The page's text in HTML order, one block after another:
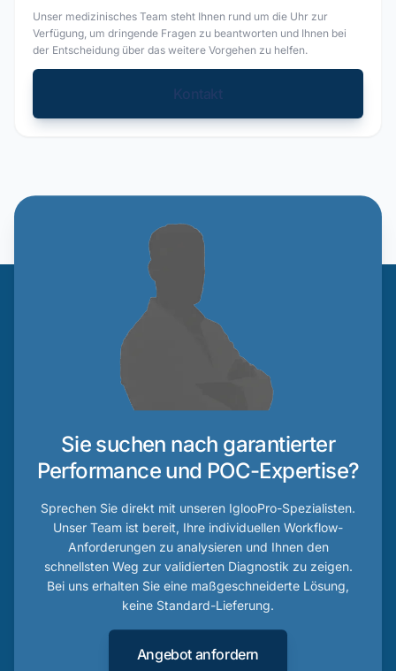
Unser medizinisches Team steht Ihnen rund um die Uhr zur
Verfügung, um dringende Fragen zu beantworten und Ihnen bei
der Entscheidung über das weitere Vorgehen zu helfen.
Kontakt
Sie suchen nach garantierter
Performance und POC-Expertise?
Sprechen Sie direkt mit unseren IglooPro-Spezialisten.
Unser Team ist bereit, Ihre individuellen Workflow-
Anforderungen zu analysieren und Ihnen den
schnellsten Weg zur validierten Diagnostik zu zeigen.
Bei uns erhalten Sie eine maßgeschneiderte Lösung,
keine Standard-Lieferung.
Angebot anfordern